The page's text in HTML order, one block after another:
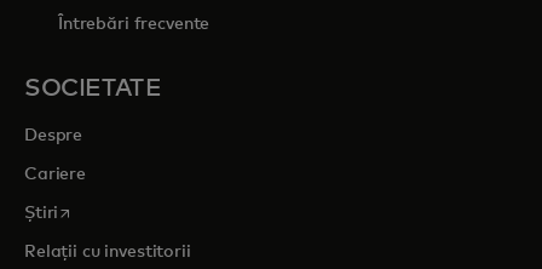
Întrebări frecvente
SOCIETATE
Despre
Cariere
Știri opens in a new tab
Relații cu investitorii